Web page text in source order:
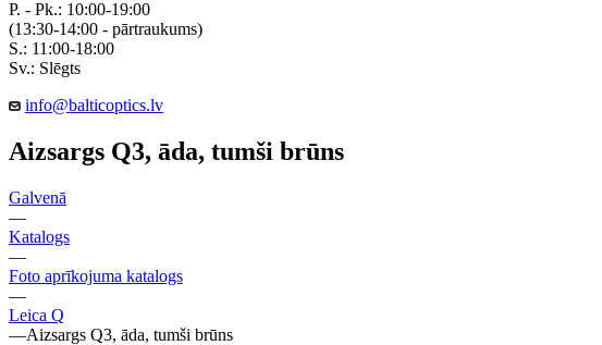
P. - Pk.: 10:00-19:00
(13:30-14:00 - pārtraukums)
S.: 11:00-18:00
Sv.: Slēgts
info@balticoptics.lv
Aizsargs Q3, āda, tumši brūns
Galvenā
—
Katalogs
—
Foto aprīkojuma katalogs
—
Leica Q
—Aizsargs Q3, āda, tumši brūns